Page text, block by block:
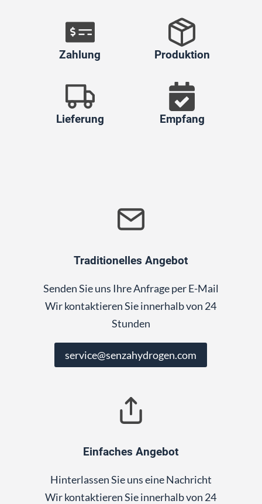
Zahlung Produktion
Lieferung Empfang
Traditionelles Angebot
Senden Sie uns Ihre Anfrage per E-Mail
Wir kontaktieren Sie innerhalb von 24
Stunden
service@senzahydrogen.com
Einfaches Angebot
Hinterlassen Sie uns eine Nachricht
Wir kontaktieren Sie innerhalb von 24